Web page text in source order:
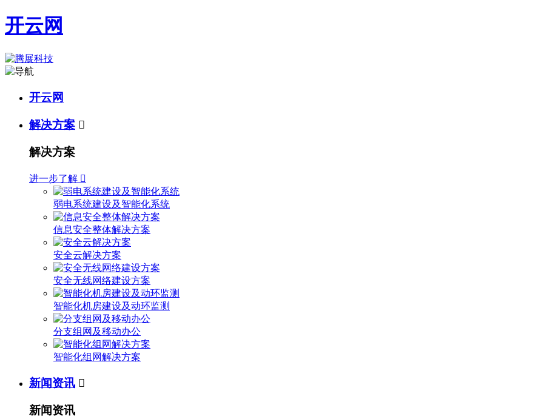
开云网
开云网
解决方案 
解决方案
进一步了解 
弱电系统建设及智能化系统
信息安全整体解决方案
安全云解决方案
安全无线网络建设方案
智能化机房建设及动环监测
分支组网及移动办公
智能化组网解决方案
新闻资讯 
新闻资讯